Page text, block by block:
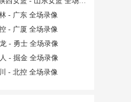
- 广东 全场录像
- 广厦 全场录像
- 勇士 全场录像
- 掘金 全场录像
- 北控 全场录像